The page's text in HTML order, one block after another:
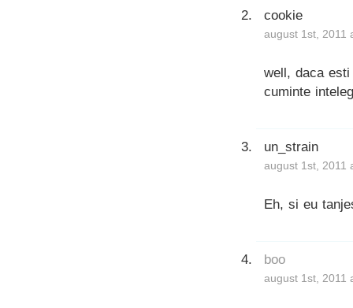
cookie
august 1st, 2011
well, daca
cuminte
un_strain
august 1st, 2011
Eh, si eu
boo
august 1st, 2011